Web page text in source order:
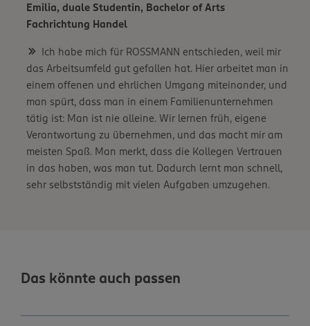
Emilia, duale Studentin, Bachelor of Arts
Fachrichtung Handel
Ich habe mich für ROSSMANN entschieden, weil mir
das Arbeitsumfeld gut gefallen hat. Hier arbeitet man in
einem offenen und ehrlichen Umgang miteinander, und
man spürt, dass man in einem Familienunternehmen
tätig ist: Man ist nie alleine. Wir lernen früh, eigene
Verantwortung zu übernehmen, und das macht mir am
meisten Spaß. Man merkt, dass die Kollegen Vertrauen
in das haben, was man tut. Dadurch lernt man schnell,
sehr selbstständig mit vielen Aufgaben umzugehen.
Das könnte auch passen